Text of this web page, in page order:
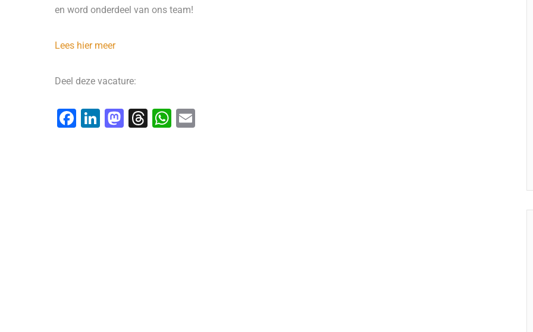
en word onderdeel van ons team!
Lees hier meer
Deel deze vacature:
F
Li
M T
W